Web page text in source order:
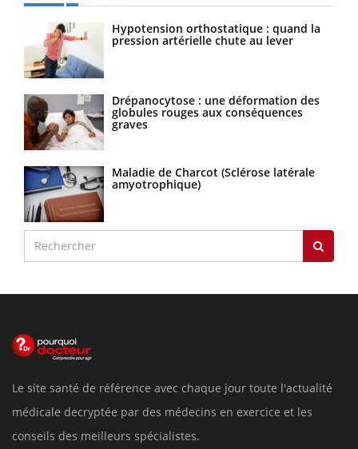
Hypotension orthostatique : quand la
pression artérielle chute au lever
Drépanocytose : une déformation des
globules rouges aux conséquences
graves
Maladie de Charcot (Sclérose latérale
amyotrophique)
Le site santé de référence avec chaque jour toute l'actualité
médicale decryptée par des médecins en exercice et les
conseils des meilleurs spécialistes.